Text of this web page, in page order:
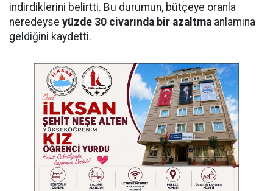
indirdiklerini belirtti. Bu durumun, bütçeye oranla
neredeyse yüzde 30 civarında bir azaltma anlamına
geldiğini kaydetti.